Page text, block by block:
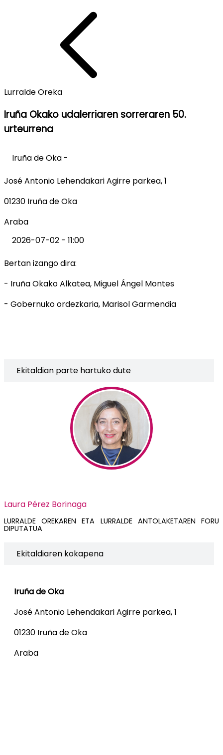
Lurralde Oreka
Iruña Okako udalerriaren sorreraren 50.
urteurrena
Iruña de Oka -
José Antonio Lehendakari Agirre parkea, 1
01230 Iruña de Oka
Araba
2026-07-02 - 11:00
Bertan izango dira:
- Iruña Okako Alkatea, Miguel Ángel Montes
- Gobernuko ordezkaria, Marisol Garmendia
Ekitaldian parte hartuko dute
Laura Pérez Borinaga
LURRALDE OREKAREN ETA LURRALDE ANTOLAKETAREN FORU
DIPUTATUA
Ekitaldiaren kokapena
Iruña de Oka
José Antonio Lehendakari Agirre parkea, 1
01230 Iruña de Oka
Araba